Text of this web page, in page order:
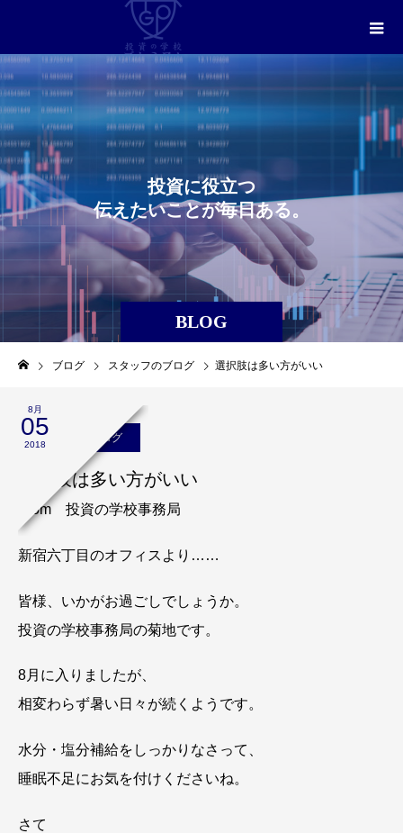
BLOG
投資に役立つ
伝え たいことが毎日ある。
ブログ スタッフのブログ 選択肢は多い方がいい
8月
05
2018
スタッフのブログ
選択肢は多い方がいい
From 投資の学校事務局
新宿六丁目のオフィスより……
皆様、いかがお過ごしでしょうか。
投資の学校事務局の菊地です。
8月に入りましたが、
相変わらず暑い日々が続くようです。
水分・塩分補給をしっかりなさって、
睡眠不足にお気を付けくださいね。
さて